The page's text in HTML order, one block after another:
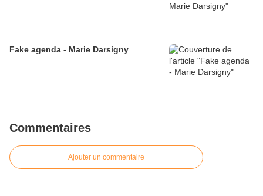
Fake agenda - Marie Darsigny
Commentaires
Ajouter un commentaire